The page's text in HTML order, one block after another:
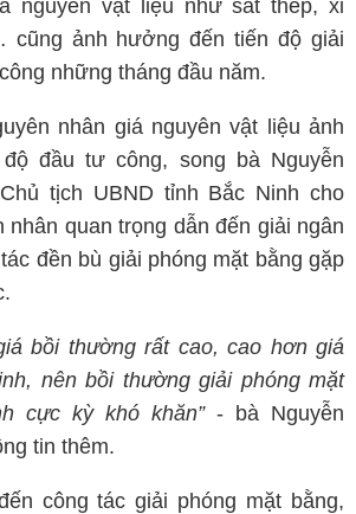
nguyên vật liệu như sắt thép, xi
cũng ảnh hưởng đến tiến độ giải
những tháng đầu năm.
nhân giá nguyên vật liệu ảnh
đầu tư công, song bà Nguyễn
tịch UBND tỉnh Bắc Ninh cho
nhân quan trọng dẫn đến giải ngân
đền bù giải phóng mặt bằng gặp
bồi thường rất cao, cao hơn giá
nên bồi thường giải phóng mặt
cực kỳ khó khăn”- bà Nguyễn
tin thêm.
công tác giải phóng mặt bằng,